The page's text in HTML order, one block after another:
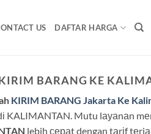
US DAFTAR HARGA
BARANG KE
KIRIM BARANG Jakarta Ke
KALIMANTAN. Mutu lауаnаn
lebih сераt dengan tаrіf